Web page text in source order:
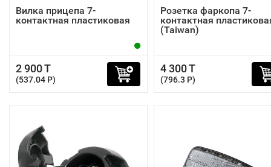
Вилка прицепа 7-
контактная пластиковая
2 900 T
(537.04 P)
Розетка фаркопа 7-
контактная
(Taiwan)
4 300 T
(796.3 P)